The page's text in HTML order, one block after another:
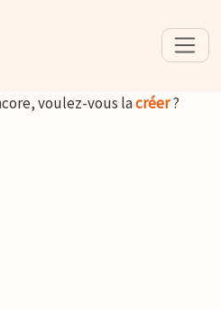
voulez-vous lacréer?